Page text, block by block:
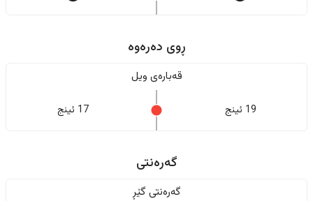
ڕوی دەرەوە
قەبارەی ویل
19 ئینج 17 ئینج
گەرەنتی
گەرەنتی گێڕ